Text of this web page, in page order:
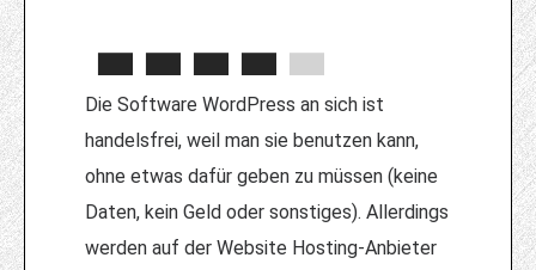
Die Software WordPress an sich ist
handelsfrei, weil man sie benutzen kann,
ohne etwas dafür geben zu müssen (keine
Daten, kein Geld oder sonstiges). Allerdings
werden auf der Website Hosting-Anbieter